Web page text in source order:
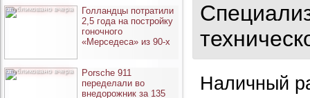
опубликовано вчера
Голландцы потратили
2,5 года на постройку
гоночного
«Мерседеса» из 90-х
опубликовано вчера
Porsche 911
переделали во
внедорожник за 135
Наличный